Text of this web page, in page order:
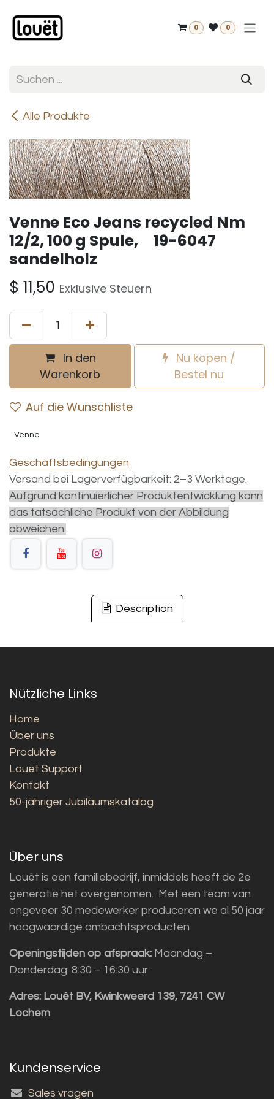
0 0
Alle Produkte
Venne Eco Jeans recycled Nm
12/2, 100 g Spule, 19-6047
sandelholz
$ 11,50 Exklusive Steuern
In den
Warenkorb
Nu kopen /
Bestel nu
Auf die Wunschliste
Venne
Geschäftsbedingungen
Versand bei Lagerverfügbarkeit: 2–3 Werktage.
Aufgrund kontinuierlicher Produktentwicklung kann
das tatsächliche Produkt von der Abbildung
abweichen.
Description
Nützliche Links
Home
Über uns
Produkte
Louët Support
Kontakt
50-jähriger Jubiläumskatalog
Über uns
Louët is een familiebedrijf, inmiddels heeft de 2e
generatie het overgenomen. Met een team van
ongeveer 30 medewerker produceren we al 50 jaar
hoogwaardige ambachtsproducten
Openingstijden op afspraak: Maandag –
Donderdag: 8:30 – 16:30 uur
Adres: Louët BV, Kwinkweerd 139, 7241 CW
Lochem
Kundenservice
Sales vragen